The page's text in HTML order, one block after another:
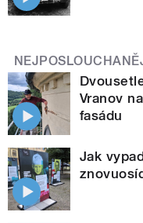
Vranov
fasádu
Jak